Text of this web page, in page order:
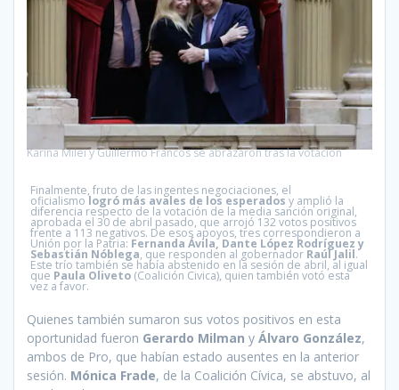
Karina Milei y Guillermo Francos se abrazaron tras la votación
Finalmente, fruto de las ingentes negociaciones, el
oficialismologró más avales de los esperados y amplió la
diferencia respecto de la votación de la media sanción original,
aprobada el 30 de abril pasado, que arrojó 132 votos positivos
frente a 113 negativos. De esos apoyos, tres correspondieron a
Unión por la Patria: Fernanda Ávila, Dante López Rodríguez y
Sebastián Nóblega, que responden al gobernador Raúl Jalil.
Este trío también se había abstenido en la sesión de abril, al igual
que Paula Oliveto (Coalición Civica), quien también votó esta
vez a favor.
Quienes también sumaron sus votos positivos en esta
oportunidad fueron Gerardo Milman y Álvaro González,
ambos de Pro, que habían estado ausentes en la anterior
sesión. Mónica Frade, de la Coalición Cívica, se abstuvo, al